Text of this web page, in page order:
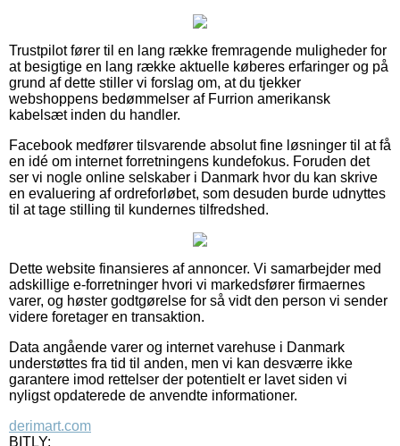
Trustpilot fører til en lang række fremragende muligheder for
at besigtige en lang række aktuelle køberes erfaringer og på
grund af dette stiller vi forslag om, at du tjekker
webshoppens bedømmelser af Furrion amerikansk
kabelsæt inden du handler.
Facebook medfører tilsvarende absolut fine løsninger til at få
en idé om internet forretningens kundefokus. Foruden det
ser vi nogle online selskaber i Danmark hvor du kan skrive
en evaluering af ordreforløbet, som desuden burde udnyttes
til at tage stilling til kundernes tilfredshed.
Dette website finansieres af annoncer. Vi samarbejder med
adskillige e-forretninger hvori vi markedsfører firmaernes
varer, og høster godtgørelse for så vidt den person vi sender
videre foretager en transaktion.
Data angående varer og internet varehuse i Danmark
understøttes fra tid til anden, men vi kan desværre ikke
garantere imod rettelser der potentielt er lavet siden vi
nyligst opdaterede de anvendte informationer.
derimart.com
BITLY: